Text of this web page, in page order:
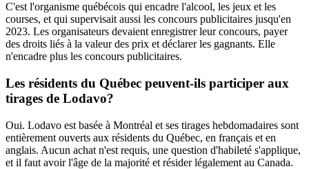
C'est l'organisme québécois qui encadre l'alcool, les jeux et les
courses, et qui supervisait aussi les concours publicitaires jusqu'en
2023. Les organisateurs devaient enregistrer leur concours, payer
des droits liés à la valeur des prix et déclarer les gagnants. Elle
n'encadre plus les concours publicitaires.
Les résidents du Québec peuvent-ils participer aux
tirages de Lodavo?
Oui. Lodavo est basée à Montréal et ses tirages hebdomadaires sont
entièrement ouverts aux résidents du Québec, en français et en
anglais. Aucun achat n'est requis, une question d'habileté s'applique,
et il faut avoir l'âge de la majorité et résider légalement au Canada.